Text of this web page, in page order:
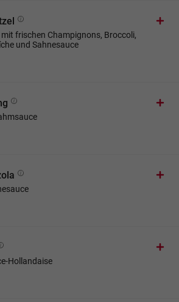
frischen Champignons, Broccoli,
und Sahnesauce
Hollandaise